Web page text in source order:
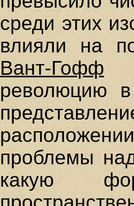
среди этих
влияли на
Вант-Гофф
революцию
проблемы
какую